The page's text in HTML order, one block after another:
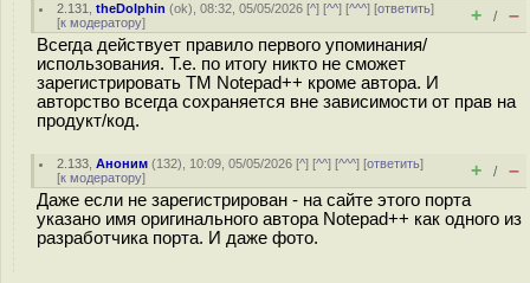
2.131 ,theDolphin (ok), 08:32, 05/05/2026 [^] [^^] [^^^] [ответить]
[к модератору] + / –
Всегда действует правило первого упоминания/
использования. Т.е. по итогу никто не сможет
зарегистрировать ТМ Notepad++ кроме автора. И
авторство всегда сохраняется вне зависимости от прав на
продукт/код.
2.133 ,Аноним (132), 10:09, 05/05/2026 [^] [^^] [^^^] [ответить]
[к модератору] + / –
Даже если не зарегистрирован - на сайте этого порта
указано имя оригинального автора Notepad++ как одного из
разработчика порта. И даже фото.